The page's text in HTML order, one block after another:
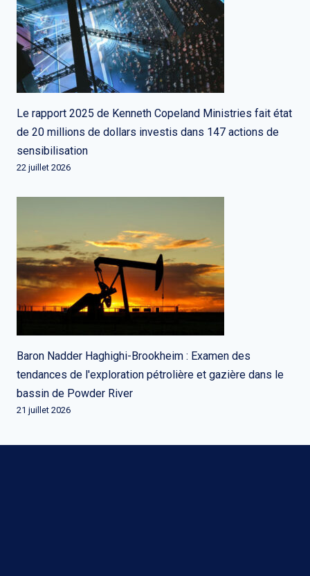
Le rapport 2025 de Kenneth Copeland Ministries fait état
de 20 millions de dollars investis dans 147 actions de
sensibilisation
22 juillet 2026
Baron Nadder Haghighi-Brookheim : Examen des
tendances de l'exploration pétrolière et gazière dans le
bassin de Powder River
21 juillet 2026